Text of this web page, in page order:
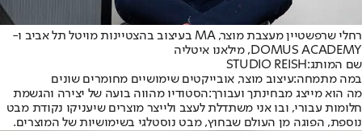
רחלי שרפשטיין מעצבת מוצר, MA בעיצוב בהצטיינות מויטל תל אביב ו-
DOMUS ACADEMY, מילאנו איטליה
שם המותג:STUDIO REISH
במה מתמחה:עיצוב מוצר, אובייקטים שימושיים מחומרים שונים
מה הוא מייצג מבחינתך ועבורך:הסטודיו מהווה בועה של יצירה והגשמת
חלומות עבורי, ובו אני משתדלת לעצב ולייצר מוצרים שיעניקו נקודת מבט
נוספת, הפוגה מן העולם שבחוץ, מבט נוסטלגי בשימושיות של המוצרים.